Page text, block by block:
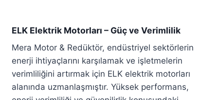
ELK Elektrik Motorları – Güç ve Verimlilik
Mera Motor & Redüktör, endüstriyel sektörlerin
enerji ihtiyaçlarını karşılamak ve işletmelerin
verimliliğini artırmak için ELK elektrik motorları
alanında uzmanlaşmıştır. Yüksek performans,